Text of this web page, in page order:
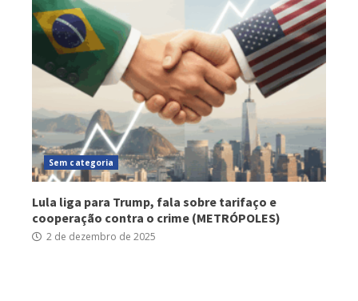
Sem categoria
Lula liga para Trump, fala sobre tarifaço e
cooperação contra o crime (METRÓPOLES)
2 de dezembro de 2025